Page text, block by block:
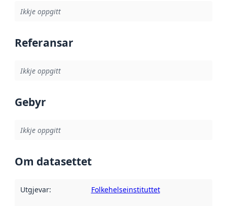
Ikkje oppgitt
Referansar
Ikkje oppgitt
Gebyr
Ikkje oppgitt
Om datasettet
Utgjevar: Folkehelseinstituttet